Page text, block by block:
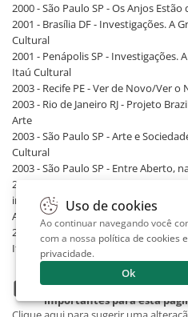
2000 - São Paulo SP - Os Anjos
2001 - Brasília DF - Investigações. A
Cultural
2001 - Penápolis SP - Investigações.
Itaú Cultural
2003 - Recife PE - Ver de Novo/Ver
2003 - Rio de Janeiro RJ - Projeto
Arte
2003 - São Paulo SP - Arte e
Cultural
2003 - São Paulo SP - Entre Aberto,
2003 - São Paulo SP - Negras
imaginário luso-afro-brasileiro e a
Arte do Sesi
2004 - São Paulo SP - O Preço da
Itaú Cultural
Você tem sugestões,
importantes para esta
Uso de cookies
Ao continuar navegando você
com a nossa política de cookies e
privacidade.
Ok